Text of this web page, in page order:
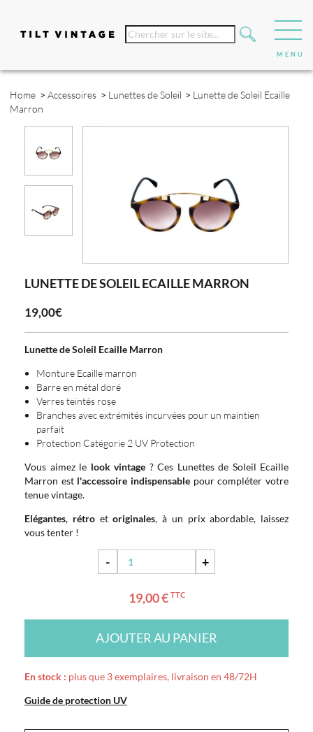
Home > Accessoires > Lunettes de Soleil > Lunette de Soleil Ecaille
Marron
LUNETTE DE SOLEIL ECAILLE MARRON
19,00€
Lunette de Soleil Ecaille Marron
Monture Ecaille marron
Barre en métal doré
Verres teintés rose
Branches avec extrémités incurvées pour un maintien
parfait
Protection Catégorie 2 UV Protection
Vous aimez le look vintage ? Ces Lunettes de Soleil Ecaille
Marron est l'accessoire indispensable pour compléter votre
tenue vintage.
Elégantes, rétro etoriginales, à un prix abordable, laissez
vous tenter !
- +
19,00 € TTC
AJOUTER AU PANIER
En stock : plus que 3 exemplaires, livraison en 48/72H
Guide de protection UV